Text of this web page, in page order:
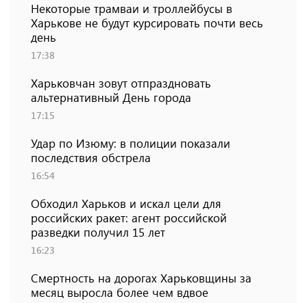
Некоторые трамваи и троллейбусы в
Харькове не будут курсировать почти весь
день
17:38
Харьковчан зовут отпраздновать
альтернативный День города
17:15
Удар по Изюму: в полиции показали
последствия обстрела
16:54
Обходил Харьков и искал цели для
российских ракет: агент российской
разведки получил 15 лет
16:23
Смертность на дорогах Харьковщины за
месяц выросла более чем вдвое